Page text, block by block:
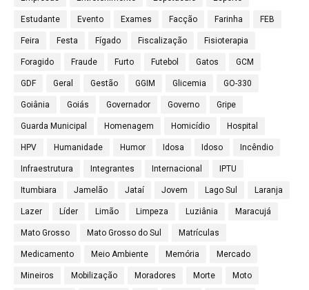
Estudante Evento Exames Facção Farinha FEB
Feira Festa Fígado Fiscalização Fisioterapia
Foragido Fraude Furto Futebol Gatos GCM
GDF Geral Gestão GGIM Glicemia GO-330
Goiânia Goiás Governador Governo Gripe
Guarda Municipal Homenagem Homicídio Hospital
HPV Humanidade Humor Idosa Idoso Incêndio
Infraestrutura Integrantes Internacional IPTU
Itumbiara Jamelão Jataí Jovem Lago Sul Laranja
Lazer Líder Limão Limpeza Luziânia Maracujá
Mato Grosso Mato Grosso do Sul Matrículas
Medicamento Meio Ambiente Memória Mercado
Mineiros Mobilização Moradores Morte Moto